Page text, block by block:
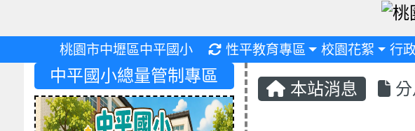
桃園市中壢區中平國小 重新取得佈景設定
性平教育專區 校園花絮 行
本站消息 分
中平國小總量管制專區